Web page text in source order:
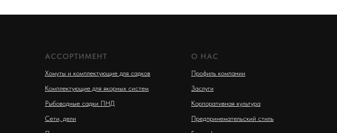
АССОРТИМЕНТ
Хомуты и комплектующие для садков
Комплектующие для якорных систем
Рыбоводные садки ПНД
Сети, дели
О НАС
Профиль компании
Заслуги
Корпоративная культура
Предпринемательский стиль